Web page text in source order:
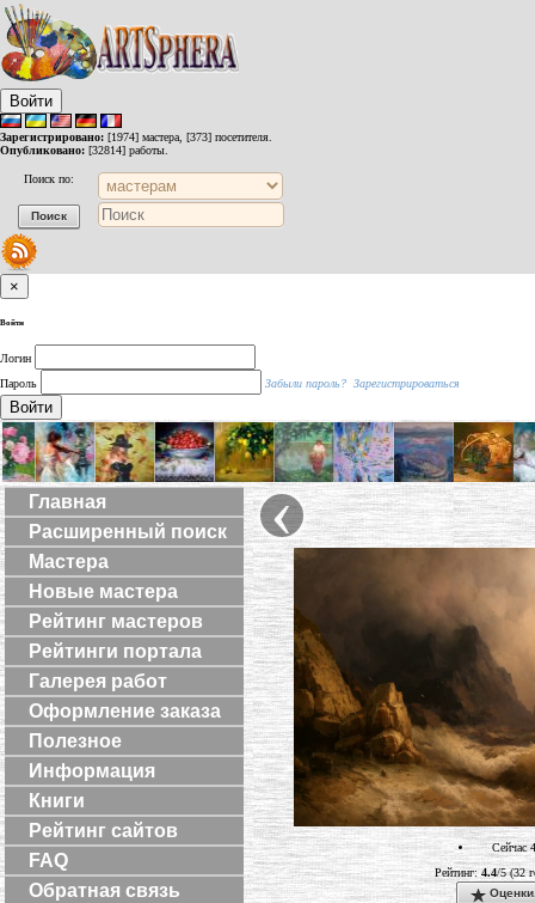
Войти
Зарегистрировано: [1974] мастера, [373] посетителя.
Опубликовано: [32814] работы.
Поиск по:
×
Войти
Логин
Пароль
Забыли пароль? Зарегистрироваться
Войти
Главная
Расширенный поиск
Мастера
Новые мастера
Рейтинг мастеров
Рейтинги портала
Галерея работ
Оформление заказа
Полезное
Информация
Книги
Рейтинг сайтов
FAQ
Обратная связь
‹
Сейчас
Рейтинг: 4.4/5 (32